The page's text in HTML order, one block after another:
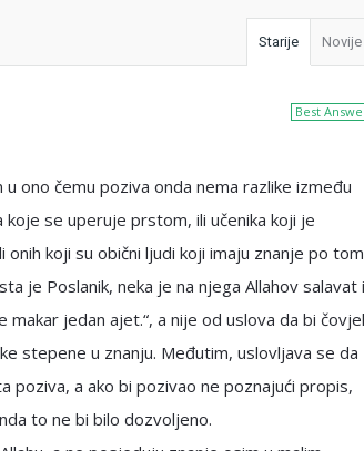
Starije Novije
Best
ono čemu poziva onda nema razlike između
koje se uperuje prstom, ili učenika koji je
onih koji su obični ljudi koji imaju znanje po tom
je Poslanik, neka je na njega Allahov salavat i
makar jedan ajet.“, a nije od uslova da bi
stepene u znanju. Međutim, uslovljava se da
poziva, a ako bi pozivao ne poznajući propis,
to ne bi bilo dozvoljeno.